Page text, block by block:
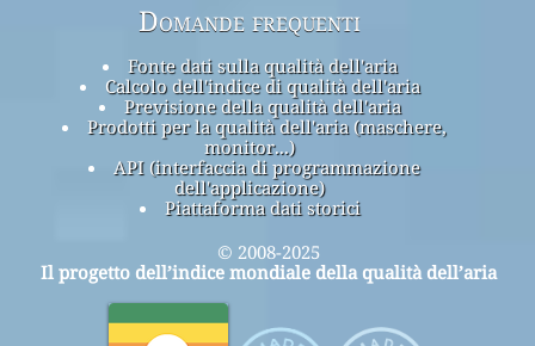
Domande frequenti
Fonte dati sulla qualità dell'aria
Calcolo dell'indice di qualità dell'aria
Previsione della qualità dell'aria
Prodotti per la qualità dell'aria (maschere,
monitor...)
API (interfaccia di programmazione
dell'applicazione)
Piattaforma dati storici
© 2008-2025
Il progetto dell’indice mondiale della qualità dell’aria